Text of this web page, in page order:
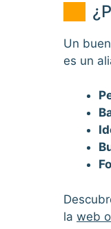
Un
es un
la web